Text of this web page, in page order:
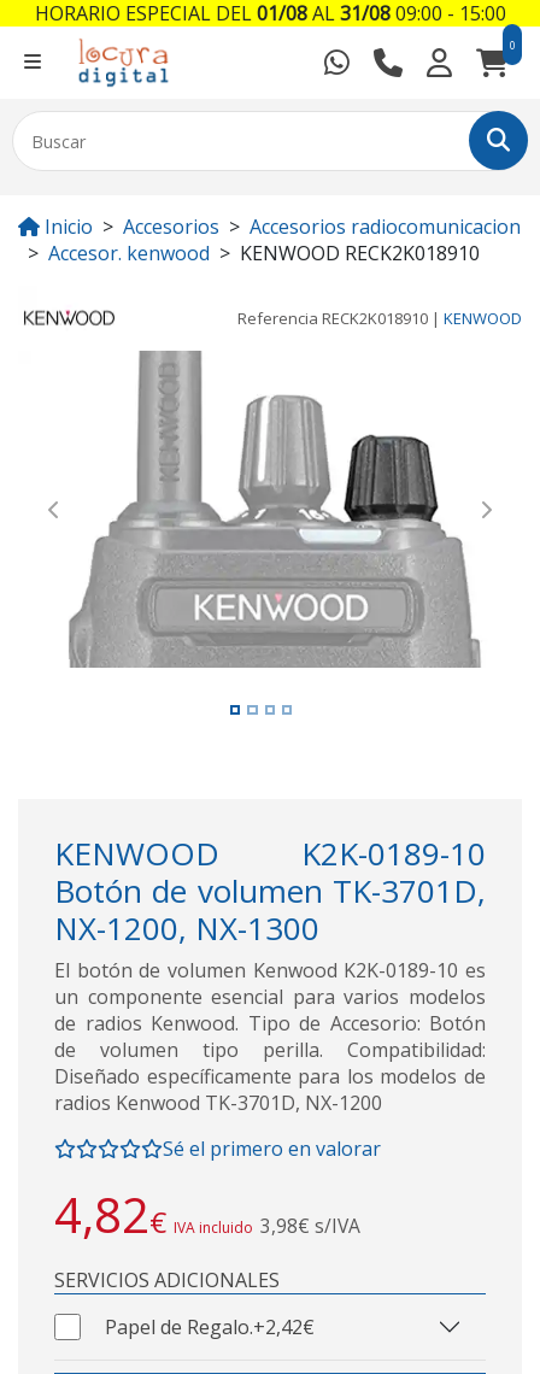
0
Inicio Accesorios
Accesorios radiocomunicacion
Accesor. kenwood
KENWOOD RECK2K018910
Referencia RECK2K018910 | KENWOOD
Previous Next
KENWOOD K2K-0189-10
Botón de volumen TK-3701D,
NX-1200, NX-1300
El botón de volumen Kenwood K2K-0189-10 es
un componente esencial para varios modelos
de radios Kenwood. Tipo de Accesorio: Botón
de volumen tipo perilla. Compatibilidad:
Diseñado específicamente para los modelos de
radios Kenwood TK-3701D, NX-1200
Sé el primero en valorar
4,82€ IVA incluido 3,98€ s/IVA
SERVICIOS ADICIONALES
Papel de Regalo.+2,42€
HORARIO ESPECIAL DEL01/08AL31/0809:00 - 15:00